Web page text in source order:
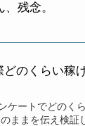
残念。
のくらい稼
ケートでどのく
ままを伝え検証